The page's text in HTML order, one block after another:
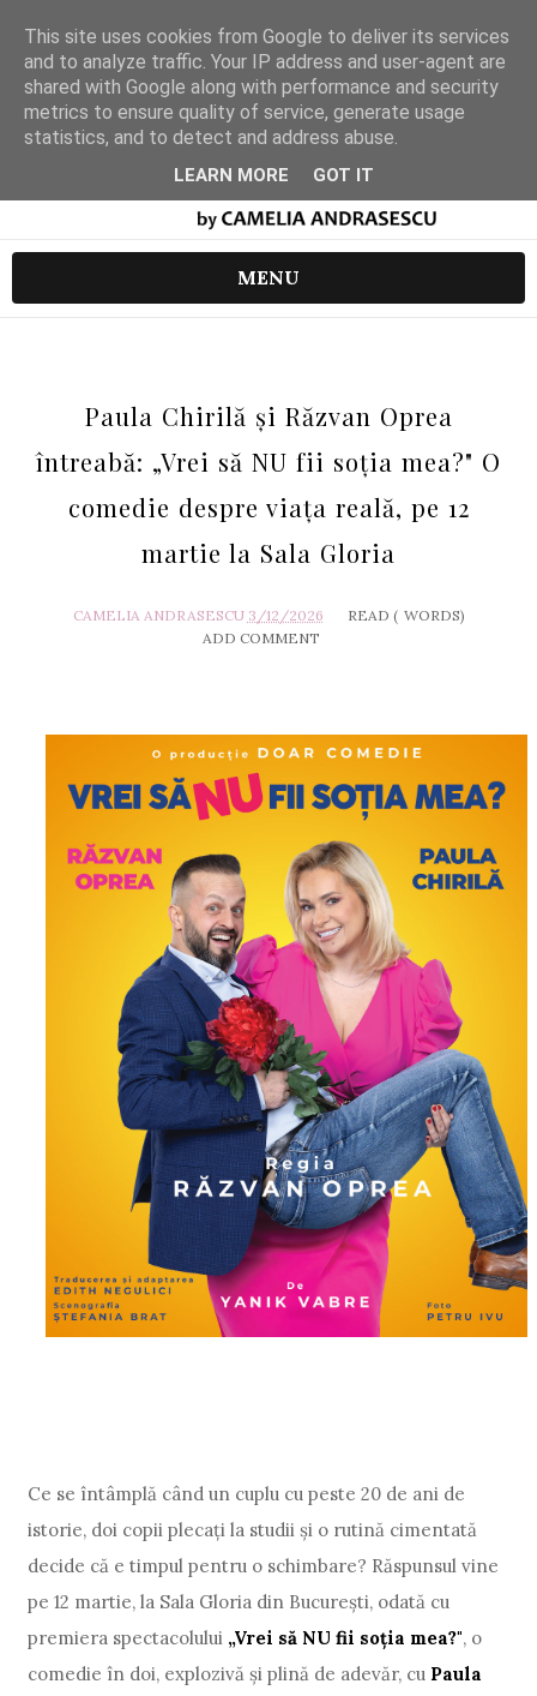
MENU
Paula Chirilă și Răzvan Oprea
întreabă: „Vrei să NU fii soția mea?" O
comedie despre viața reală, pe 12
martie la Sala Gloria
CAMELIA ANDRASESCU 3/12/2026 READ ( WORDS)
ADD COMMENT
Ce se întâmplă când un cuplu cu peste 20 de ani de
istorie, doi copii plecați la studii și o rutină cimentată
decide că e timpul pentru o schimbare? Răspunsul vine
pe 12 martie, la Sala Gloria din București, odată cu
premiera spectacolului „Vrei să NU fii soția mea?", o
comedie în doi, explozivă și plină de adevăr, cu Paula
This site uses cookies from Google to deliver its services
and to analyze traffic. Your IP address and user-agent are
shared with Google along with performance and security
metrics to ensure quality of service, generate usage
statistics, and to detect and address abuse.
LEARN MORE GOT IT